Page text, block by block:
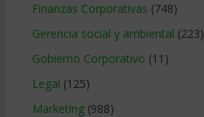
Finanzas Corporativas (748)
Gerencia social y ambiental (223)
Gobierno Corporativo (11)
Legal (125)
Marketing(988)